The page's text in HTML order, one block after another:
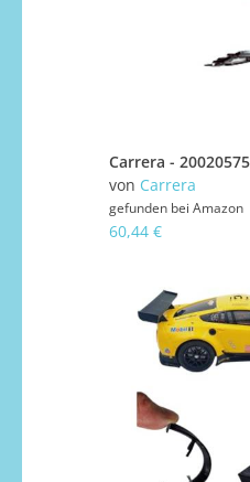
von Carrera
gefunden bei Amazon
60,44 €